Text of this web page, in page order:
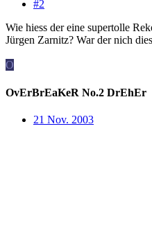
#2
Wie hiess der eine supertolle
Jürgen Zarnitz? War der nich
O
OvErBrEaKeR No.2 DrEhEr
21 Nov. 2003